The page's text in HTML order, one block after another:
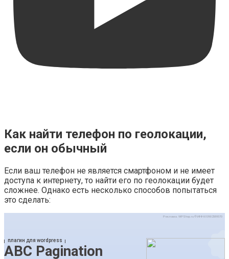
Как найти телефон по геолокации,
если он обычный
Если ваш телефон не является смартфоном и не имеет
доступа к интернету, то найти его по геолокации будет
сложнее. Однако есть несколько способов попытаться
это сделать: